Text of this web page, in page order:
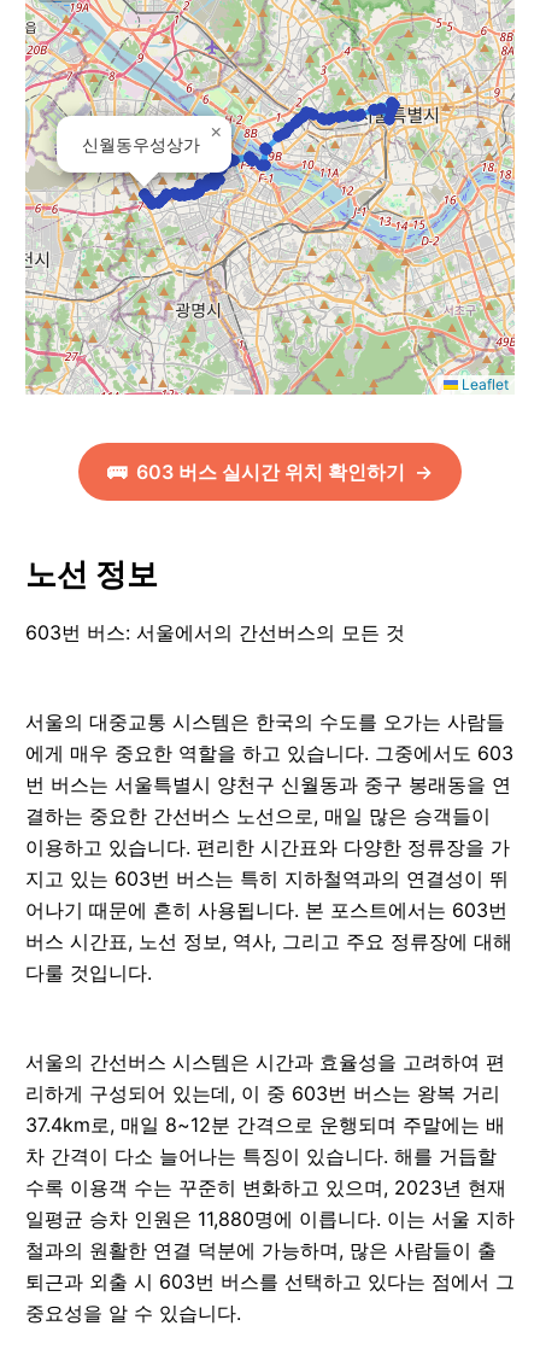
신월동우성상가
×
Leaflet
🚌 603 버스 실시간 위치 확인하기 →
노선 정보
603번 버스: 서울에서의 간선버스의 모든 것
서울의 대중교통 시스템은 한국의 수도를 오가는 사람들
에게 매우 중요한 역할을 하고 있습니다. 그중에서도 603
번 버스는 서울특별시 양천구 신월동과 중구 봉래동을 연
결하는 중요한 간선버스 노선으로, 매일 많은 승객들이
이용하고 있습니다. 편리한 시간표와 다양한 정류장을 가
지고 있는 603번 버스는 특히 지하철역과의 연결성이 뛰
어나기 때문에 흔히 사용됩니다. 본 포스트에서는 603번
버스 시간표, 노선 정보, 역사, 그리고 주요 정류장에 대해
다룰 것입니다.
서울의 간선버스 시스템은 시간과 효율성을 고려하여 편
리하게 구성되어 있는데, 이 중 603번 버스는 왕복 거리
37.4km로, 매일 8~12분 간격으로 운행되며 주말에는 배
차 간격이 다소 늘어나는 특징이 있습니다. 해를 거듭할
수록 이용객 수는 꾸준히 변화하고 있으며, 2023년 현재
일평균 승차 인원은 11,880명에 이릅니다. 이는 서울 지하
철과의 원활한 연결 덕분에 가능하며, 많은 사람들이 출
퇴근과 외출 시 603번 버스를 선택하고 있다는 점에서 그
중요성을 알 수 있습니다.